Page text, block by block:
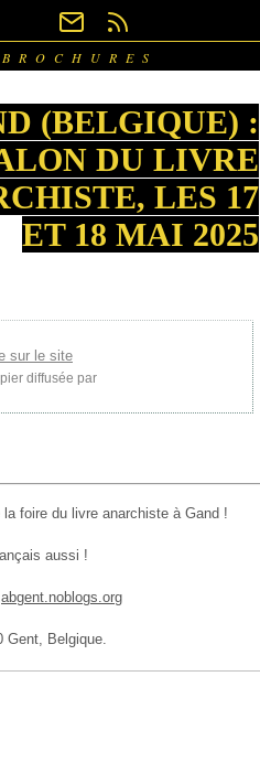
BROCHURES
(BELGIQUE) :
DU LIVRE
LES 17
ET 18 MAI 2025
sur le site
diffusée par
foire du livre anarchiste à Gand !
aussi !
abgent.noblogs.org
Gent, Belgique.